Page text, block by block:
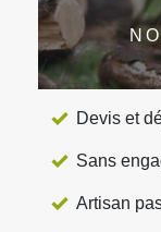
Devis et
Sans
Artisan